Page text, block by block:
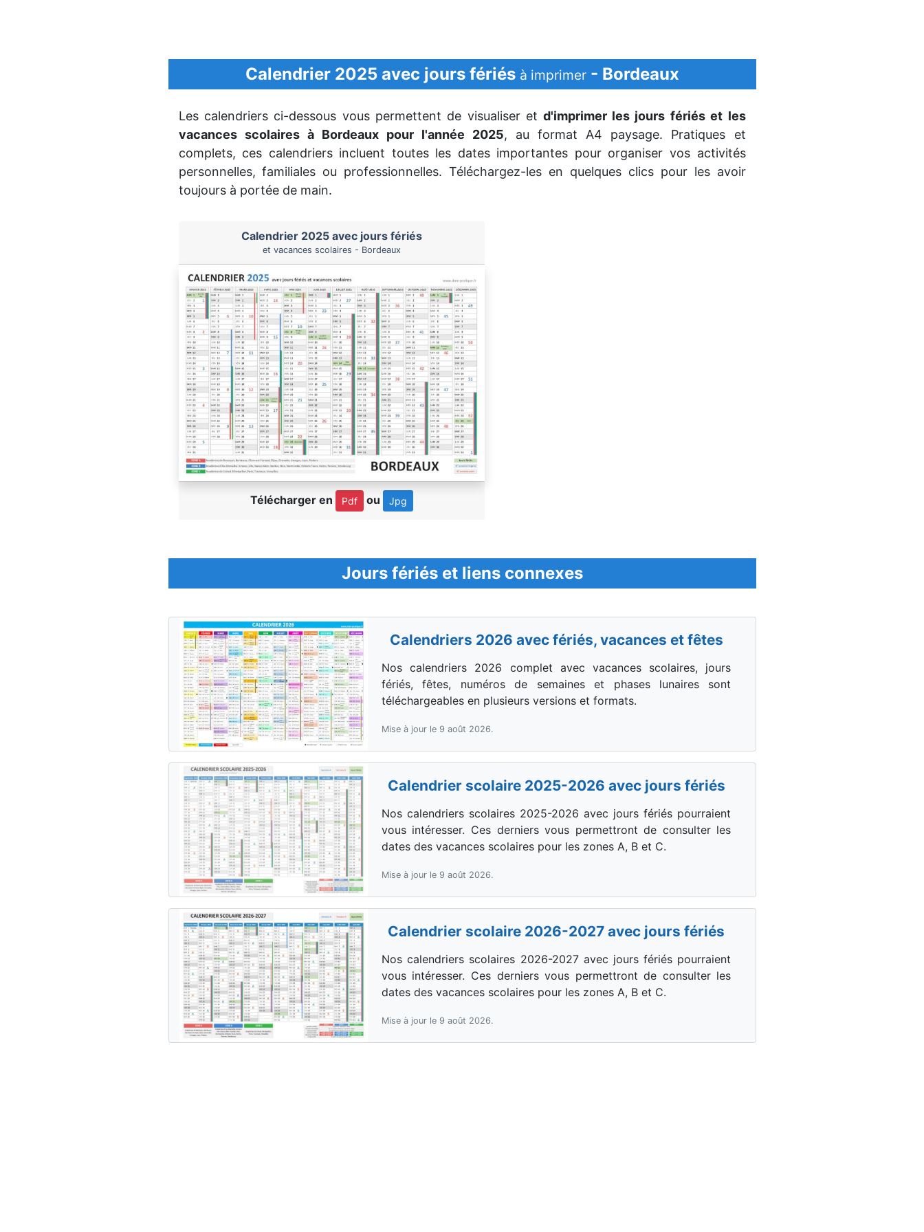
Calendrier 2025 avec jours fériés à imprimer- Bordeaux
Les calendriers ci-dessous vous permettent de visualiser et d'imprimer les jours fériés et les
vacances scolaires à Bordeaux pour l'année 2025, au format A4 paysage. Pratiques et
complets, ces calendriers incluent toutes les dates importantes pour organiser vos activités
personnelles, familiales ou professionnelles. Téléchargez-les en quelques clics pour les avoir
toujours à portée de main.
Calendrier 2025 avec jours fériés
et vacances scolaires - Bordeaux
Télécharger en Pdf ou Jpg
Jours fériés et liens connexes
Calendriers 2026 avec fériés, vacances et fêtes
Nos calendriers 2026 complet avec vacances scolaires, jours
fériés, fêtes, numéros de semaines et phases lunaires sont
téléchargeables en plusieurs versions et formats.
Mise à jour le 9 août 2026.
Calendrier scolaire 2025-2026 avec jours fériés
Nos calendriers scolaires 2025-2026 avec jours fériés pourraient
vous intéresser. Ces derniers vous permettront de consulter les
dates des vacances scolaires pour les zones A, B et C.
Mise à jour le 9 août 2026.
Calendrier scolaire 2026-2027 avec jours fériés
Nos calendriers scolaires 2026-2027 avec jours fériés pourraient
vous intéresser. Ces derniers vous permettront de consulter les
dates des vacances scolaires pour les zones A, B et C.
Mise à jour le 9 août 2026.